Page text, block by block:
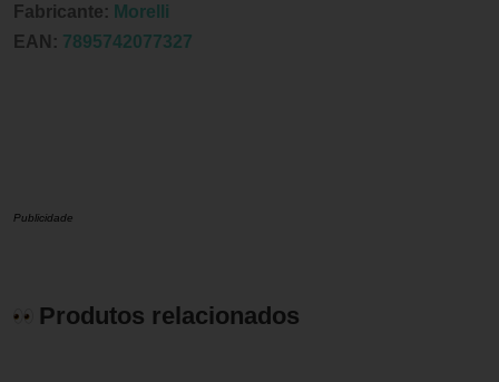
Fabricante: Morelli
EAN: 7895742077327
Publicidade
Produtos relacionados